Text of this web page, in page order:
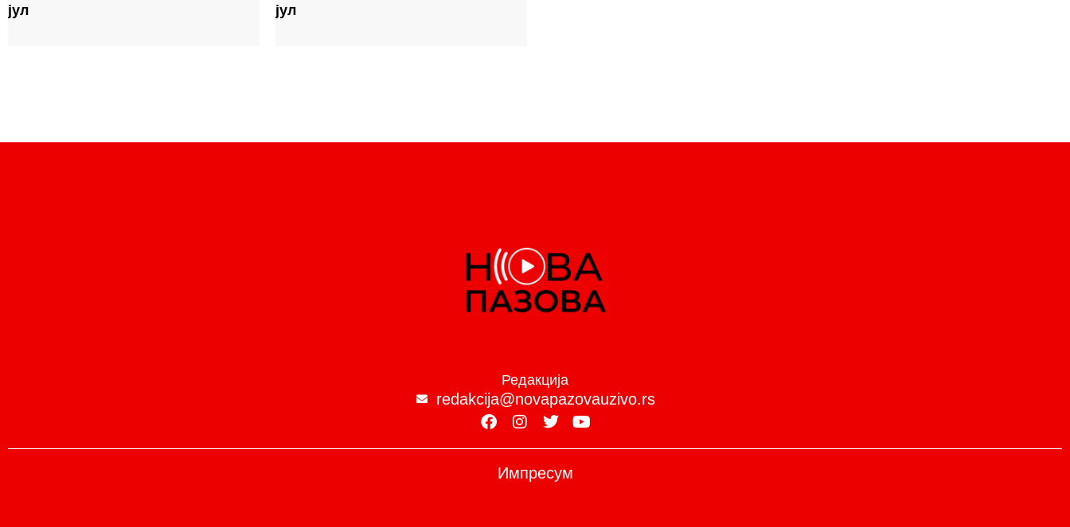
јул
јул
Редакција
redakcija@novapazovauzivo.rs
Импресум